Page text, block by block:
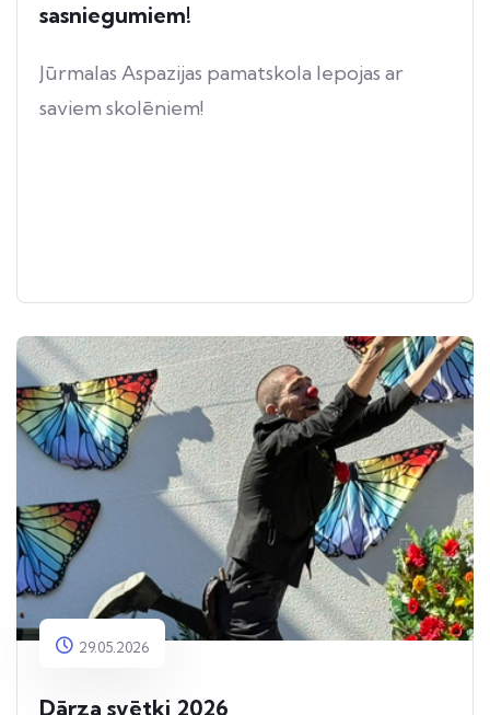
sasniegumiem!
Jūrmalas Aspazijas pamatskola lepojas ar
saviem skolēniem!
29.05.2026
Dārza svētki 2026